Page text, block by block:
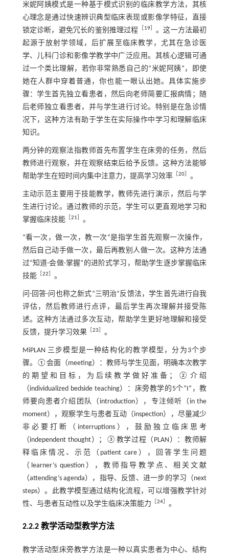
米妮阿姨模式是一种基于模式识别的临床教学方法，其核
心理念是通过快速辨识典型临床表现或影像学特征，直接
锁定诊断，避免冗长的鉴别推理过程
19］ 。这一方法最初
起源于放射学领域，后扩展至临床教学，尤其在急诊医
学、儿科门诊和影像学教学中广泛应用。其核心逻辑可通
过一个类比理解，若你非常熟悉自己的“米妮阿姨”，即使
她在人群中穿着普通，你也能一眼认出她。具体实施步
骤：学生首先独立看患者，然后向老师简要汇报病情；随
后老师独立看患者，并与学生进行讨论。特别是在急诊情
况下，这种方法有助于学生在实际操作中学习和理解临床
知识。
两分钟的观察法指教师首先布置学生在床旁的任务，然后
教师进行观察，并在观察结束后给予反馈。这种方法能够
帮助学生在短时间内集中注意力，提高学习效率［ 20］ 。
主动示范主要用于技能教学，教师先进行演示，然后与学
生进行讨论。通过教师的示范，学生可以更直观地学习和
掌握临床技能［ 21 。
“看一次，做一次，教一次”是指学生首先观察一次操作，
然后自己动手做一次，最后再教别人做一次。这种方法通
过“知道-会做-掌握”的进阶式学习，帮助学生逐步掌握临床
技能［ 22 。
问-回答-问也称之新式“三明治“反馈法，学生首先进行自我
评估，然后教师进行点评，最后学生再次理解并接受陈
述。这种方法通过多次互动，帮助学生更好地理解和接受
反馈，提升学习效果
23 。
MiPLAN 三步模型是一种结构化的教学模型，分为3个步
骤。①会面（meeting）：教师与学生见面，明确本次教学
的期望和目标，为后续教学做好准备；②介绍
（individualized bedside teaching）：床旁教学的5个“I”，教
师要向患者介绍团队（introduction），专注倾听（in the
moment），观察学生与患者互动（inspection），尽量减少
非必要打断（interruptions），鼓励独立临床思考
（independent thought）；③教学过程（PLAN）：教师解
释临床情况、示范（patient care），回答学生问题
（learner’s question），教师指导教学点、相关文献
（attending’s agenda），指导、反馈、进一步的学习（next
steps）。此教学模型通过结构化流程，可以增强教学针对
性、与患者互动性以及学生临床决策能力
24］ 。
2.2.2 教学活动型教学方法
教学活动型床旁教学方法是一种以真实患者为中心、结构